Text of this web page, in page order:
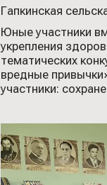
Гапкинская
Юные участники
укрепления
тематических
вредные
участники: